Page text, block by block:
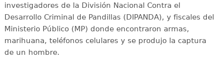
investigadores de la División Nacional Contra el
Desarrollo Criminal de Pandillas (DIPANDA), y fiscales del
Ministerio Público (MP) donde encontraron armas,
marihuana, teléfonos celulares y se produjo la captura
de un hombre.